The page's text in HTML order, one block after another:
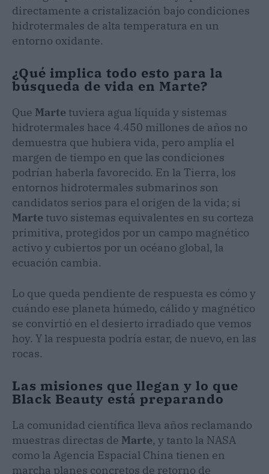
directamente a cristalización bajo condiciones
hidrotermales de alta temperatura en un
entorno oxidante.
¿Qué implica todo esto para la
búsqueda de vida en Marte?
Que Marte tuviera agua líquida y sistemas
hidrotermales hace 4.450 millones de años no
demuestra que hubiera vida, pero amplía el
margen de tiempo en que las condiciones
podrían haberla favorecido. En la Tierra, los
entornos hidrotermales submarinos son
candidatos serios para el origen de la vida; si
Marte tuvo sistemas equivalentes en su corteza
primitiva, protegidos por un campo magnético
activo y cubiertos por un océano global, la
ecuación cambia.
Lo que queda pendiente de respuesta es cómo y
cuándo ese planeta húmedo, cálido y magnético
se convirtió en el desierto irradiado que vemos
hoy. Y la respuesta podría estar, de nuevo, en las
rocas.
Las misiones que llegan y lo que
Black Beauty está preparando
La comunidad científica lleva años reclamando
muestras directas de Marte, y tanto la NASA
como la Agencia Espacial China tienen en
marcha planes concretos de retorno de